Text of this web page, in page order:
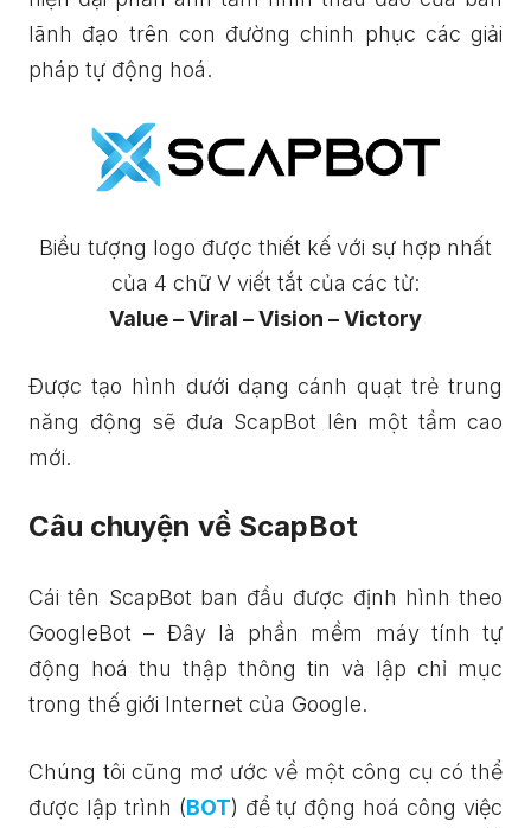
lãnh đạo trên con đường chinh phục các giải
pháp tự động hoá.
Biểu tượng logo được thiết kế với sự hợp nhất
của 4 chữ V viết tắt của các từ:
Value – Viral – Vision – Victory
Được tạo hình dưới dạng cánh quạt trẻ trung
năng động sẽ đưa ScapBot lên một tầm cao
mới.
Câu chuyện về ScapBot
Cái tên ScapBot ban đầu được định hình theo
GoogleBot – Đây là phần mềm máy tính tự
động hoá thu thập thông tin và lập chỉ mục
trong thế giới Internet của Google.
Chúng tôi cũng mơ ước về một công cụ có thể
được lập trình (BOT) để tự động hoá công việc